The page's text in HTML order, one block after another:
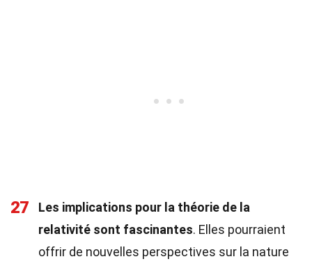
27
Les implications pour la théorie de la
relativité sont fascinantes. Elles pourraient
offrir de nouvelles perspectives sur la nature